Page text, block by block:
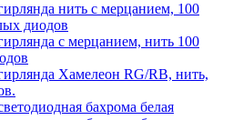
нить с мерцанием, 100
диодов
с мерцанием, нить 100
Хамелеон RG/RB, нить,
бахрома белая